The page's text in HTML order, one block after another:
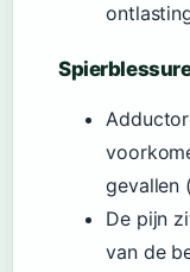
gevallen (
De pijn
van de